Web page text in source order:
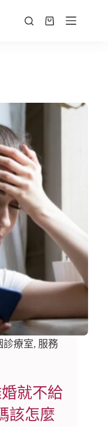
診療室, 服務
婚就不給
該怎麼